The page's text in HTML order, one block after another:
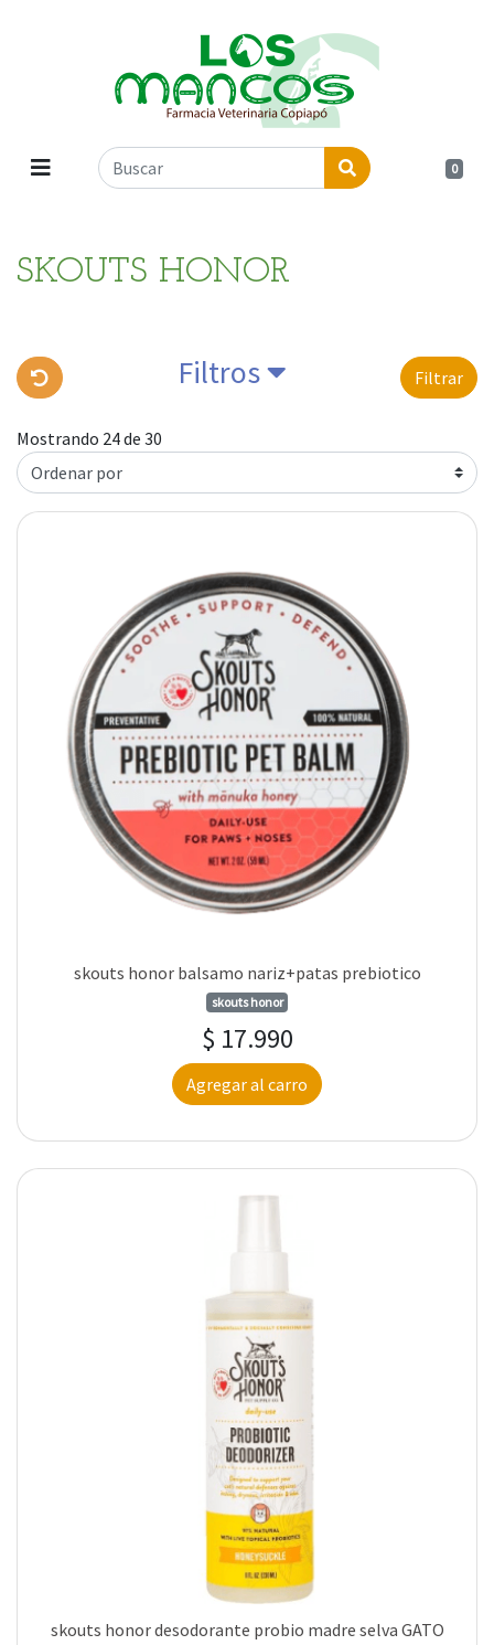
0
SKOUTS HONOR
Filtros Filtrar
Mostrando 24 de 30
skouts honor balsamo nariz+patas prebiotico
skouts honor
$ 17.990
Agregar al carro
skouts honor desodorante probio madre selva GATO